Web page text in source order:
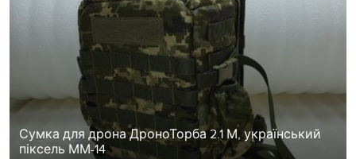
Сумка для дрона ДроноТорба 2.1 М, український
піксель ММ-14